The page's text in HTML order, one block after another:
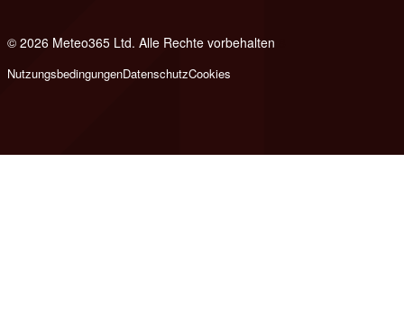
© 2026 Meteo365 Ltd. Alle Rechte vorbehalten
NutzungsbedingungenDatenschutzCookies